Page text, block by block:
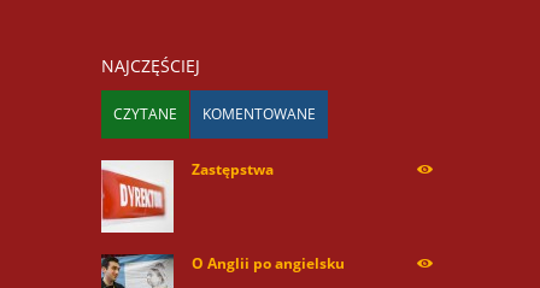
NAJCZĘŚCIEJ
CZYTANE KOMENTOWANE
Zastępstwa
O Anglii po angielsku